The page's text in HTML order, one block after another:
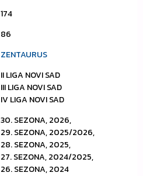
174
86
ZENTAURUS
II LIGA NOVI SAD
III LIGA NOVI SAD
IV LIGA NOVI SAD
30. SEZONA, 2026,
29. SEZONA, 2025/2026,
28. SEZONA, 2025,
27. SEZONA, 2024/2025,
26. SEZONA, 2024